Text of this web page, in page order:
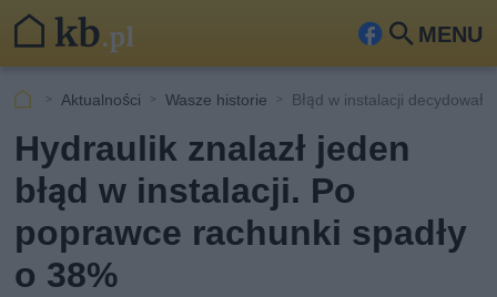
MENU
Fa
ook
Szu
kaj
Aktualności Wasze historie Błąd w instalacji decydował
Hydraulik znalazł jeden
błąd w instalacji. Po
poprawce rachunki spadły
o 38%